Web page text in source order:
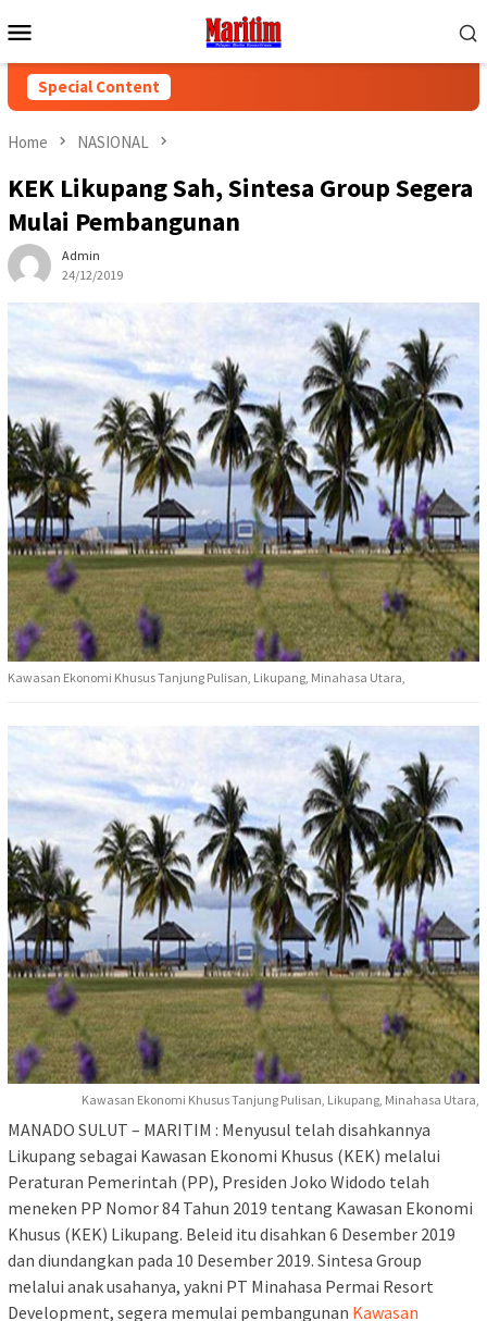
to
Menu
Special Content
Home NASIONAL
KEK Likupang Sah, Sintesa Group Segera
Mulai Pembangunan
Admin
24/12/2019
Kawasan Ekonomi Khusus Tanjung Pulisan, Likupang, Minahasa Utara,
Kawasan Ekonomi Khusus Tanjung Pulisan, Likupang, Minahasa Utara,
MANADO SULUT – MARITIM : Menyusul telah disahkannya
Likupang sebagai Kawasan Ekonomi Khusus (KEK) melalui
Peraturan Pemerintah (PP), Presiden Joko Widodo telah
meneken PP Nomor 84 Tahun 2019 tentang Kawasan Ekonomi
Khusus (KEK) Likupang. Beleid itu disahkan 6 Desember 2019
dan diundangkan pada 10 Desember 2019. Sintesa Group
melalui anak usahanya, yakni PT Minahasa Permai Resort
Development, segera memulai pembangunan Kawasan